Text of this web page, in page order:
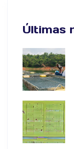
Últimas